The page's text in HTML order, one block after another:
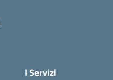
I Servizi